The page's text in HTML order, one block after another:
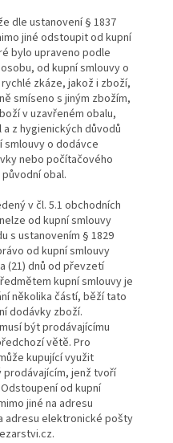
dle ustanovení § 1837
jiné odstoupit od kupní
bylo upraveno podle
od kupní smlouvy o
zkáze, jakož i zboží,
smíseno s jiným zbožím,
v uzavřeném obalu,
z hygienických důvodů
smlouvy o dodávce
nebo počítačového
obal.
v čl. 5.1 obchodních
od kupní smlouvy
s ustanovením § 1829
od kupní smlouvy
(21) dnů od převzetí
kupní smlouvy je
několika částí, běží tato
dodávky zboží.
být prodávajícímu
větě. Pro
kupující využit
jenž tvoří
od kupní
jiné na adresu
adresu elektronické pošty